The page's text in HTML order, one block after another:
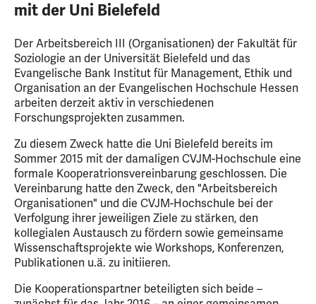
mit der Uni Bielefeld
Der Arbeitsbereich III (Organisationen) der Fakultät für
Soziologie an der Universität Bielefeld und das
Evangelische Bank Institut für Management, Ethik und
Organisation an der Evangelischen Hochschule Hessen
arbeiten derzeit aktiv in verschiedenen
Forschungsprojekten zusammen.
Zu diesem Zweck hatte die Uni Bielefeld bereits im
Sommer 2015 mit der damaligen CVJM-Hochschule eine
formale Kooperatrionsvereinbarung geschlossen. Die
Vereinbarung hatte den Zweck, den "Arbeitsbereich
Organisationen" und die CVJM-Hochschule bei der
Verfolgung ihrer jeweiligen Ziele zu stärken, den
kollegialen Austausch zu fördern sowie gemeinsame
Wissenschaftsprojekte wie Workshops, Konferenzen,
Publikationen u.ä. zu initiieren.
Die Kooperationspartner beteiligten sich beide –